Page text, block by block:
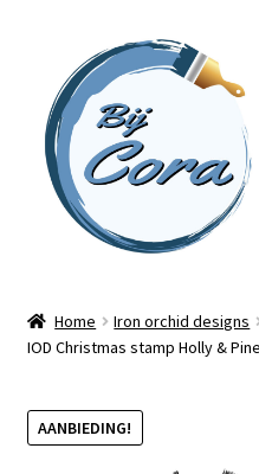
naar
navigatie
inhoud
Workshops
Online cursussen
Home Iron orchid designs
IOD Christmas stamp Holly &
AANBIEDING!